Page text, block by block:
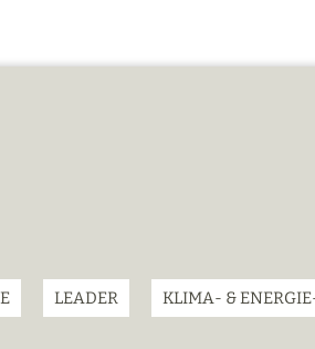
LEADER KLIMA- &